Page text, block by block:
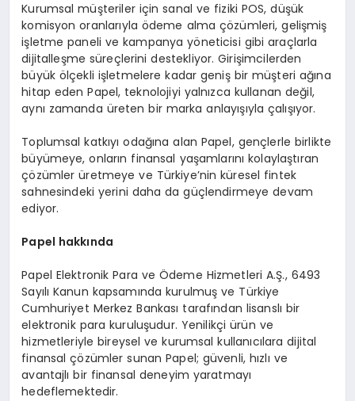
Kurumsal müşteriler için sanal ve fiziki POS, düşük
komisyon oranlarıyla ödeme alma çözümleri, gelişmiş
işletme paneli ve kampanya yöneticisi gibi araçlarla
dijitalleşme süreçlerini destekliyor. Girişimcilerden
büyük ölçekli işletmelere kadar geniş bir müşteri ağına
hitap eden Papel, teknolojiyi yalnızca kullanan değil,
aynı zamanda üreten bir marka anlayışıyla çalışıyor.
Toplumsal katkıyı odağına alan Papel, gençlerle birlikte
büyümeye, onların finansal yaşamlarını kolaylaştıran
çözümler üretmeye ve Türkiye’nin küresel fintek
sahnesindeki yerini daha da güçlendirmeye devam
ediyor.
Papel hakkında
Papel Elektronik Para ve Ödeme Hizmetleri A.Ş., 6493
Sayılı Kanun kapsamında kurulmuş ve Türkiye
Cumhuriyet Merkez Bankası tarafından lisanslı bir
elektronik para kuruluşudur. Yenilikçi ürün ve
hizmetleriyle bireysel ve kurumsal kullanıcılara dijital
finansal çözümler sunan Papel; güvenli, hızlı ve
avantajlı bir finansal deneyim yaratmayı
hedeflemektedir.